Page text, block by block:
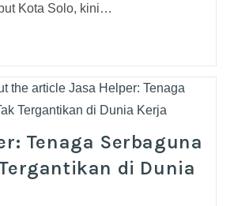
Kota Solo, kini…
Tenaga Serbaguna
di Dunia